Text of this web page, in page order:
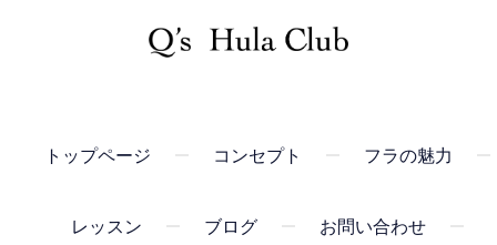
トップページ コンセプト フラの魅力
レッスン ブログ お問い合わせ